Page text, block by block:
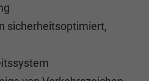
sicherheitsoptimiert,